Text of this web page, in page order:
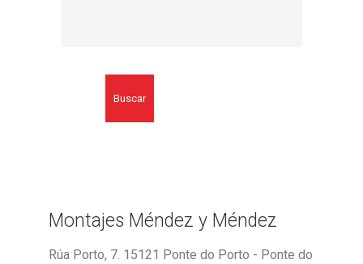
Buscar
Montajes Méndez y Méndez
Rúa Porto, 7. 15121 Ponte do Porto - Ponte do